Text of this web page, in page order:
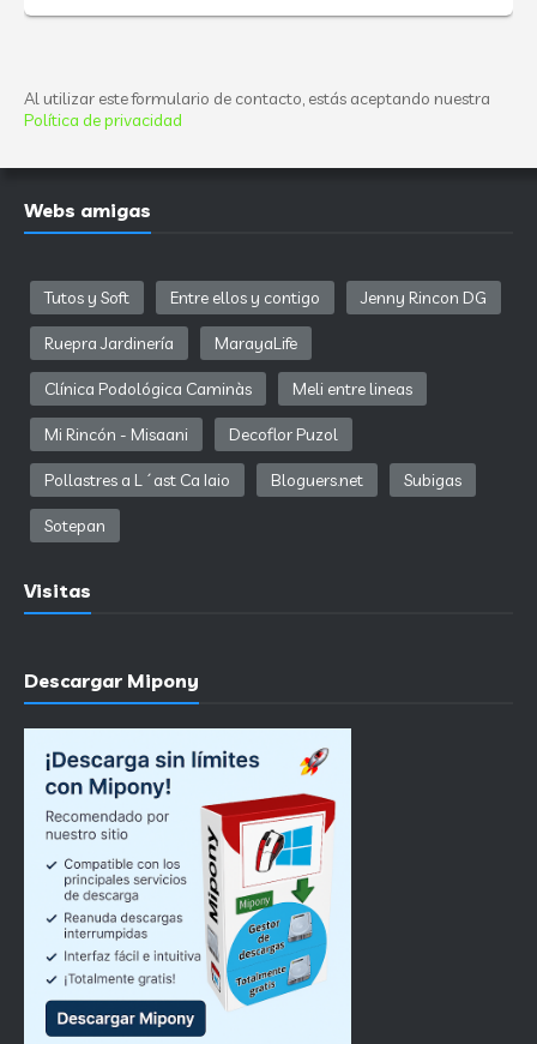
Al utilizar este formulario de contacto, estás aceptando nuestra
Política de privacidad
Webs amigas
Tutos y Soft Entre ellos y contigo Jenny Rincon DG
Ruepra Jardinería MarayaLife
Clínica Podológica Caminàs Meli entre lineas
Mi Rincón - Misaani Decoflor Puzol
Pollastres a L´ast Ca Iaio Bloguers.net Subigas
Sotepan
Visitas
Descargar Mipony